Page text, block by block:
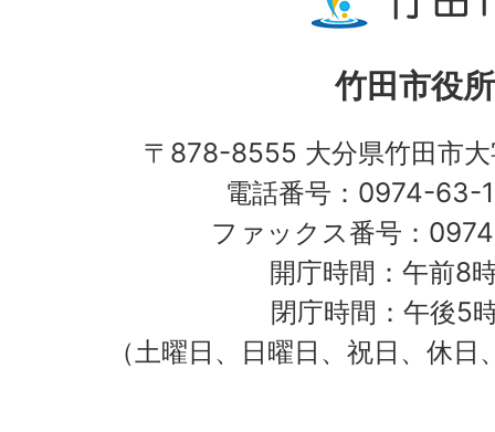
竹田市役所
〒878-8555 大分県竹田市
電話番号：0974-63-
ファックス番号：
開庁時間：午前8
閉庁時間：午後5
（土曜日、日曜日、祝日、休